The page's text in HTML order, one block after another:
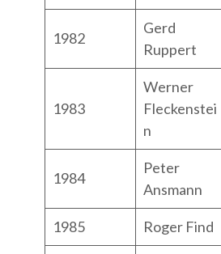
1982
Gerd
Ruppert
1983
Werner
Fleckenstei
n
1984
Peter
Ansmann
1985 Roger Find